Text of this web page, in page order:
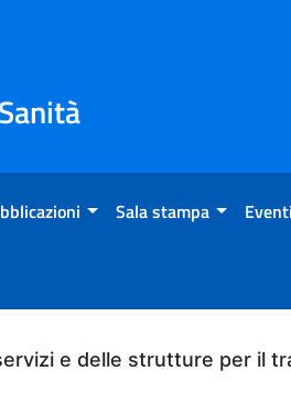
Sala stampa Eventi
e delle strutture per il